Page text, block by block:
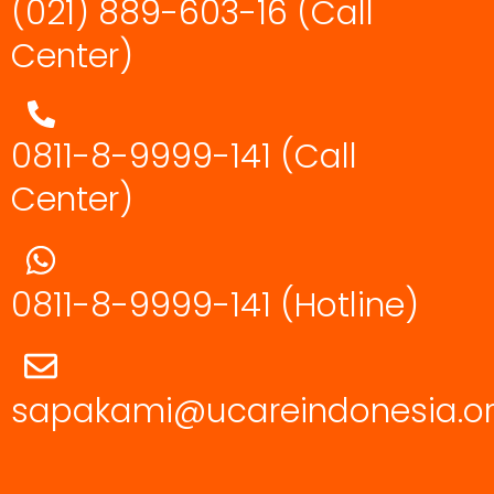
(021) 889-603-16 (Call
Center)
0811-8-9999-141 (Call
Center)
0811-8-9999-141 (Hotline)